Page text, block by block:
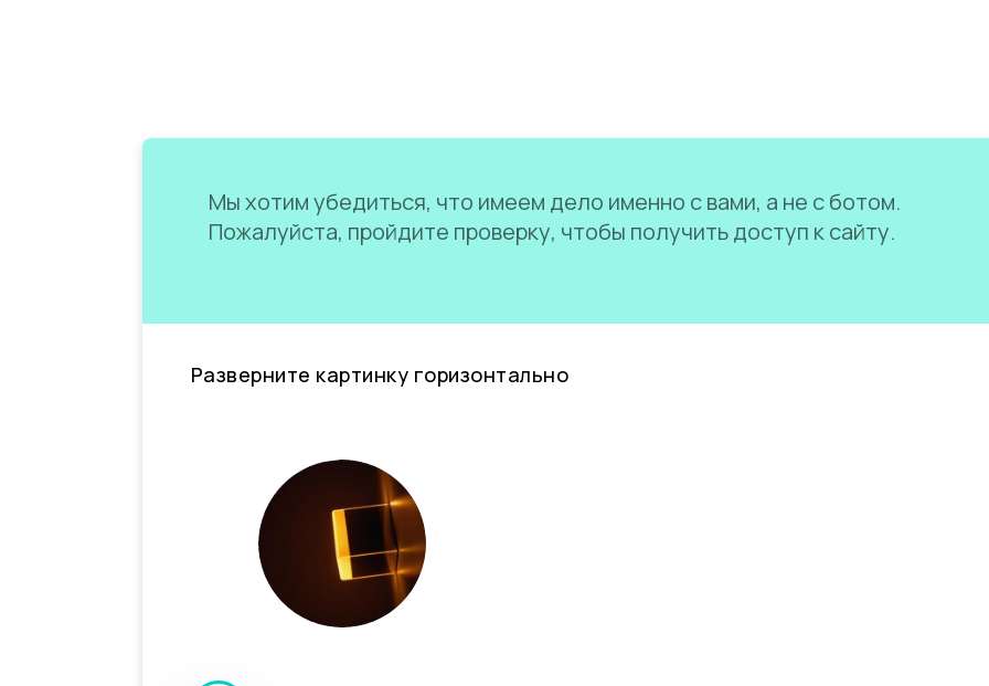
Мы хотим убедиться, что имеем дело именно с вами, а не с ботом.
Пожалуйста, пройдите проверку, чтобы получить доступ к сайту.
Разверните картинку горизонтально